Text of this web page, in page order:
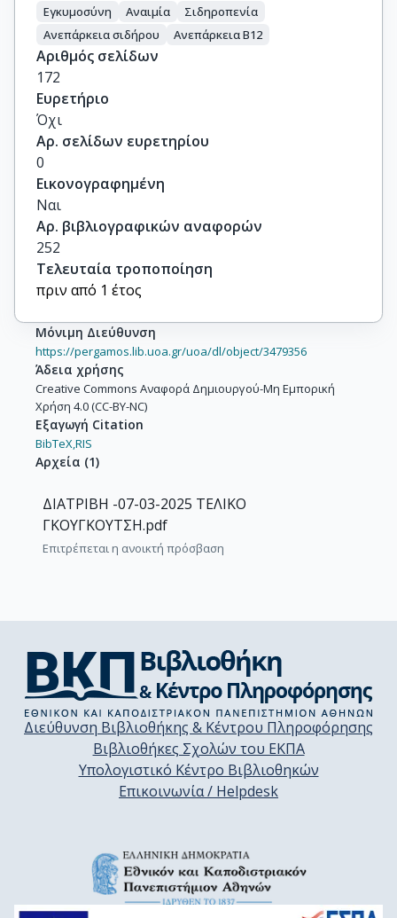
Εγκυμοσύνη Αναιμία
Σιδηροπενία
Ανεπάρκεια σιδήρου
Ανεπάρκεια Β12
Αριθμός σελίδων
172
Ευρετήριο
Όχι
Αρ. σελίδων ευρετηρίου
0
Εικονογραφημένη
Ναι
Αρ. βιβλιογραφικών αναφορών
252
Τελευταία τροποποίηση
πριν από 1 έτος
Μόνιμη Διεύθυνση
https://pergamos.lib.uoa.gr/uoa/dl/object/3479356
Άδεια χρήσης
Creative Commons Αναφορά Δημιουργού-Μη Εμπορική
Χρήση 4.0 (CC-BY-NC)
Εξαγωγή Citation
BibTeX,RIS
Αρχεία (1)
ΔΙΑΤΡΙΒΗ -07-03-2025 ΤΕΛΙΚΟ
ΓΚΟΥΓΚΟΥΤΣΗ.pdf
Επιτρέπεται η ανοικτή πρόσβαση
Διεύθυνση Βιβλιοθήκης & Κέντρου Πληροφόρησης
Βιβλιοθήκες Σχολών του ΕΚΠΑ
Υπολογιστικό Κέντρο Βιβλιοθηκών
Επικοινωνία / Helpdesk